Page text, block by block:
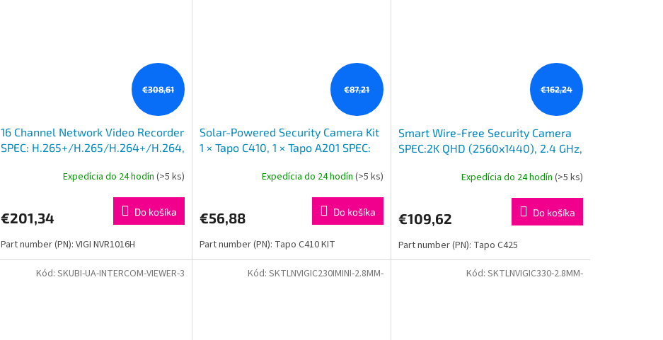
€308,61
16 Channel Network Video Recorder
SPEC: H.265+/H.265/H.264+/H.264,
capability/2-ch @ 8MP,
Expedícia do 24 hodín (>5 ks)
€201,34 Do košíka
Part number (PN): VIGI NVR1016H
€87,21
Solar-Powered Security Camera Kit
1 × Tapo C410, 1 × Tapo A201 SPEC:
panel (5.2V, 2.5W) FExpedícia do 24 hodín (>5 ks)
€56,88 Do košíka
Part number (PN): Tapo C410 KIT
€162,24
Smart Wire-Free Security Camera
SPEC:2K QHD (2560x1440), 2.4 GHz,
ion battery FEATURE: 300
Expedícia do 24 hodín (>5 ks)
€109,62 Do košíka
Part number (PN): Tapo C425
Kód: SKUBI-UA-INTERCOM-VIEWER-3 Kód: SKTLNVIGIC230IMINI-2.8MM- Kód: SKTLNVIGIC330-2.8MM-